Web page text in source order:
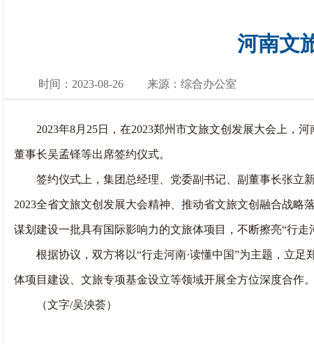
河南文
时间：2023-08-26 来源：综合办公室
2023年8月25日，在2023郑州市文旅文创发展大会上，河
董事长吴孟铎等出席签约仪式。
签约仪式上，集团总经理、党委副书记、副董事长张立新
2023全省文旅文创发展大会精神、推动省文旅文创融合战
谋划建设一批具有国际影响力的文旅体项目，不断擦亮“行
根据协议，双方将以“行走河南·读懂中国”为主题，立足
体项目建设、文旅专项基金设立等领域开展全方位深度合作。
（文字/吴泱荟）